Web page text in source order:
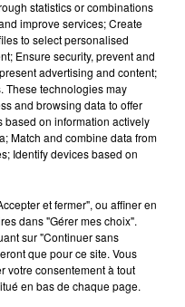
ROUGE ET BLEU
le podcast 100%
statistics or combinations
improve services; Create
to select personalised
Ensure security, prevent and
advertising and content;
These technologies may
and browsing data to offer
on information actively
Match and combine data from
Identify devices based on
et fermer", ou affiner en
dans "Gérer mes choix".
sur "Continuer sans
que pour ce site. Vous
votre consentement à tout
en bas de chaque page.